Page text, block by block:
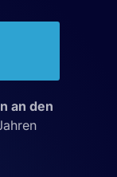
an den